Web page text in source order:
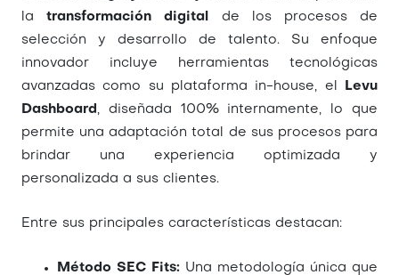
latransformación digital
de los procesos de
selección y desarrollo de talento. Su enfoque
innovador incluye herramientas tecnológicas
avanzadas como su plataforma in-house, el
Levu
Dashboard, diseñada 100% internamente, lo que
permite una adaptación total de sus procesos para
brindar una experiencia optimizada y
personalizada a sus clientes.
Entre sus principales características destacan:
Método SEC Fits: Una metodología única que